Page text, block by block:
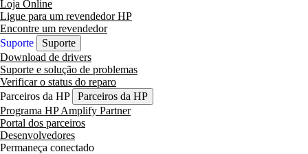
Loja Online
Ligue para um revendedor HP
Encontre um revendedor
Suporte
Suporte
Download de drivers
Suporte e solução de problemas
Verificar o status do reparo
Parceiros da HP
Parceiros da HP
Programa HP Amplify Partner
Portal dos parceiros
Desenvolvedores
Permaneça conectado